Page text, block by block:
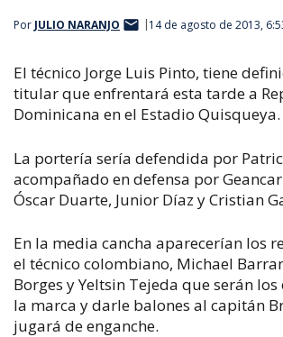
Por JULIO NARANJO 14 de agosto de 2013,
El técnico Jorge Luis Pinto, tiene
titular que enfrentará esta tarde a
Dominicana en el Estadio Quisqueya.
La portería sería defendida por
acompañado en defensa por
Óscar Duarte, Junior Díaz y Cristian
En la media cancha aparecerían los
el técnico colombiano, Michael
Borges y Yeltsin Tejeda que serán
la marca y darle balones al capitán
jugará de enganche.